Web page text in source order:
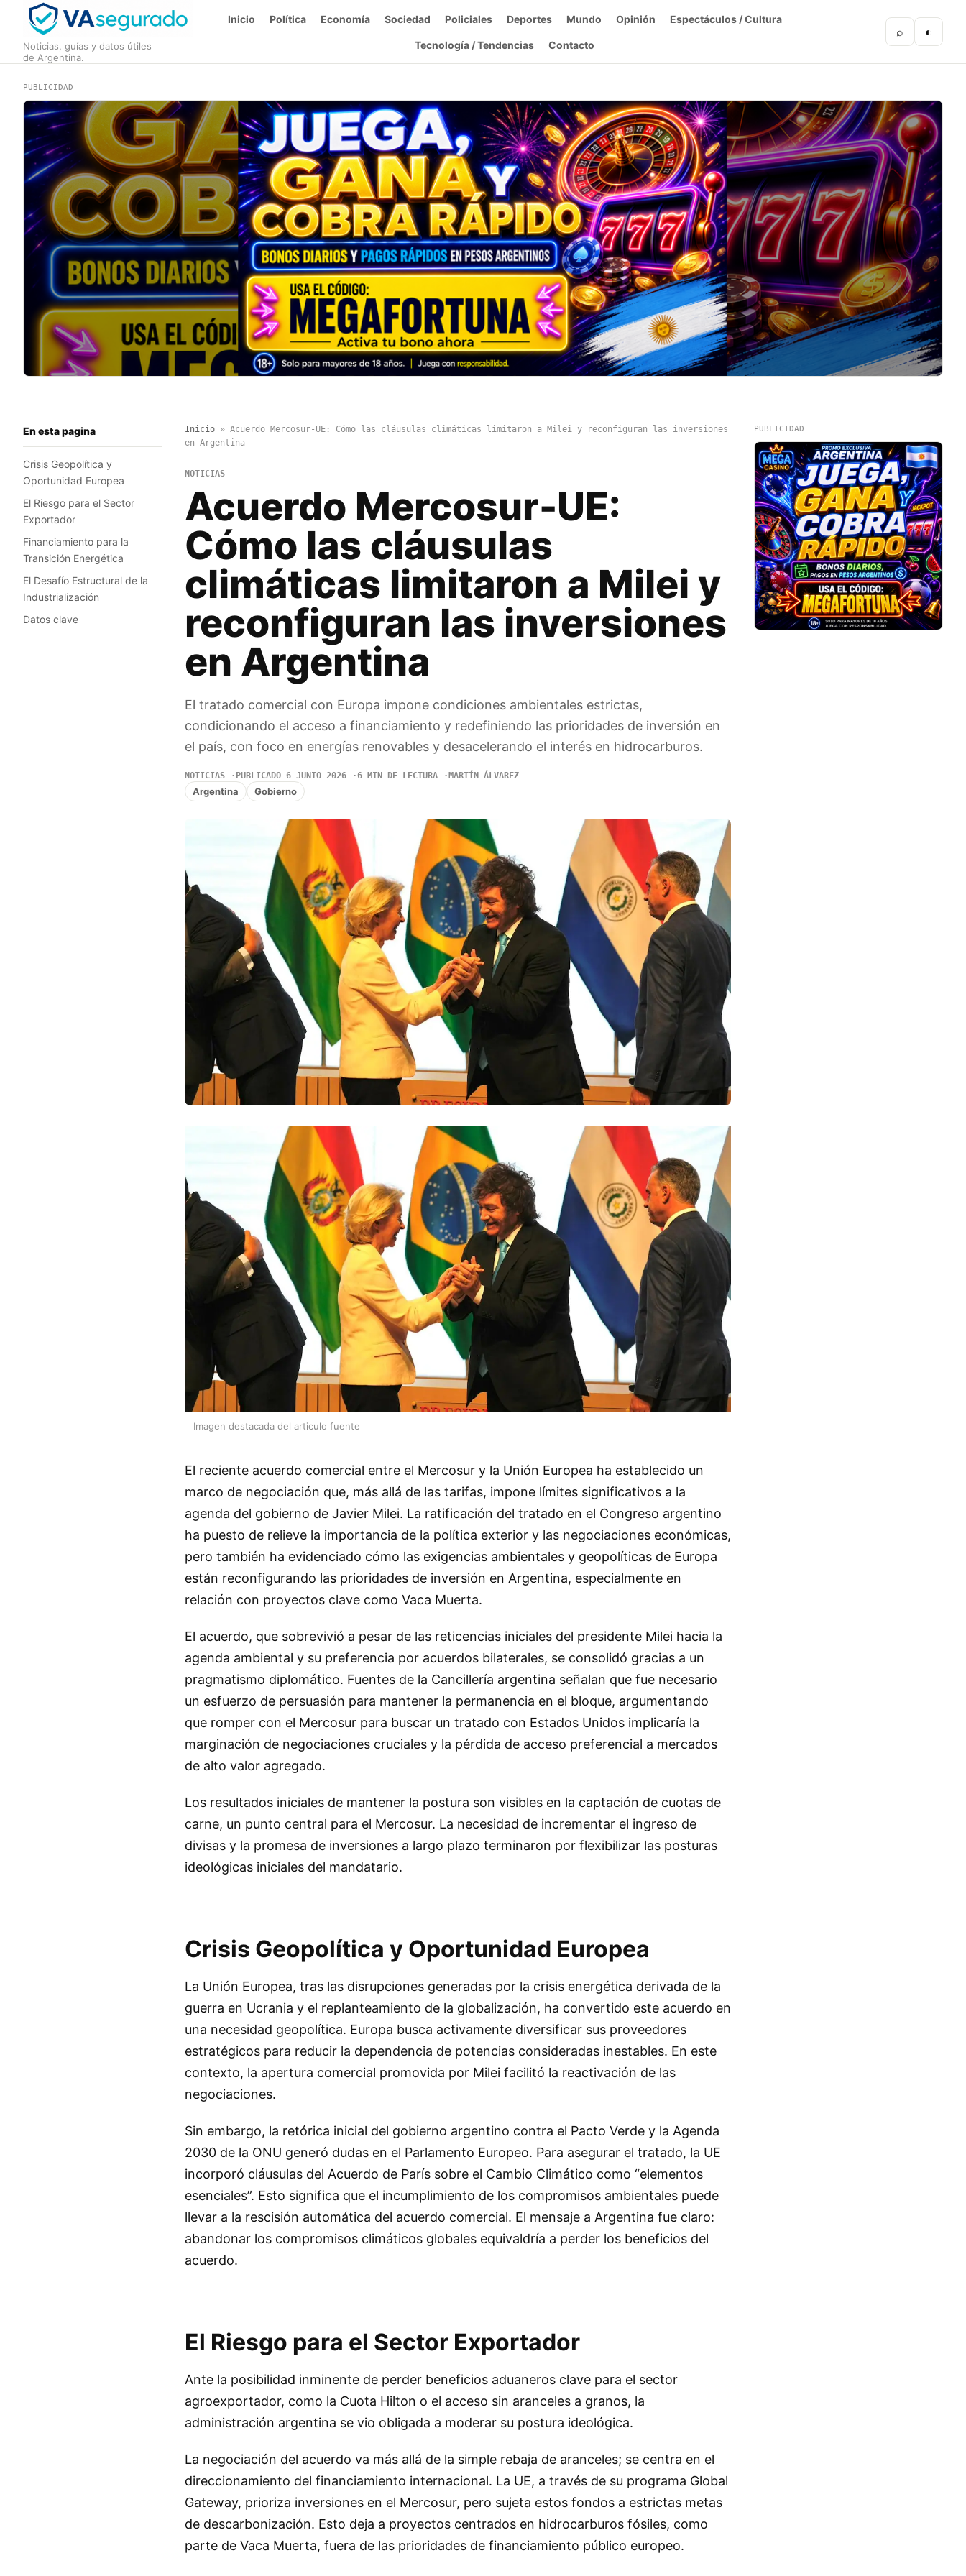
Noticias, guías y datos útiles
de Argentina.
Inicio Política Economía Sociedad Policiales Deportes Mundo Opinión Espectáculos / Cultura
Tecnología / Tendencias Contacto
⌕ ◐
PUBLICIDAD
En esta pagina
Crisis Geopolítica y
Oportunidad Europea
El Riesgo para el Sector
Exportador
Financiamiento para la
Transición Energética
El Desafío Estructural de la
Industrialización
Datos clave
Inicio» Acuerdo Mercosur-UE: Cómo las cláusulas climáticas limitaron a Milei y reconfiguran las inversiones
en Argentina
NOTICIAS
Acuerdo Mercosur-UE:
Cómo las cláusulas
climáticas limitaron a Milei y
reconfiguran las inversiones
en Argentina
El tratado comercial con Europa impone condiciones ambientales estrictas,
condicionando el acceso a financiamiento y redefiniendo las prioridades de inversión en
el país, con foco en energías renovables y desacelerando el interés en hidrocarburos.
NOTICIAS PUBLICADO 6 JUNIO 2026 6 MIN DE LECTURA MARTÍN ÁLVAREZ
Argentina Gobierno
Imagen destacada del articulo fuente
El reciente acuerdo comercial entre el Mercosur y la Unión Europea ha establecido un
marco de negociación que, más allá de las tarifas, impone límites significativos a la
agenda del gobierno de Javier Milei. La ratificación del tratado en el Congreso argentino
ha puesto de relieve la importancia de la política exterior y las negociaciones económicas,
pero también ha evidenciado cómo las exigencias ambientales y geopolíticas de Europa
están reconfigurando las prioridades de inversión en Argentina, especialmente en
relación con proyectos clave como Vaca Muerta.
El acuerdo, que sobrevivió a pesar de las reticencias iniciales del presidente Milei hacia la
agenda ambiental y su preferencia por acuerdos bilaterales, se consolidó gracias a un
pragmatismo diplomático. Fuentes de la Cancillería argentina señalan que fue necesario
un esfuerzo de persuasión para mantener la permanencia en el bloque, argumentando
que romper con el Mercosur para buscar un tratado con Estados Unidos implicaría la
marginación de negociaciones cruciales y la pérdida de acceso preferencial a mercados
de alto valor agregado.
Los resultados iniciales de mantener la postura son visibles en la captación de cuotas de
carne, un punto central para el Mercosur. La necesidad de incrementar el ingreso de
divisas y la promesa de inversiones a largo plazo terminaron por flexibilizar las posturas
ideológicas iniciales del mandatario.
Crisis Geopolítica y Oportunidad Europea
La Unión Europea, tras las disrupciones generadas por la crisis energética derivada de la
guerra en Ucrania y el replanteamiento de la globalización, ha convertido este acuerdo en
una necesidad geopolítica. Europa busca activamente diversificar sus proveedores
estratégicos para reducir la dependencia de potencias consideradas inestables. En este
contexto, la apertura comercial promovida por Milei facilitó la reactivación de las
negociaciones.
Sin embargo, la retórica inicial del gobierno argentino contra el Pacto Verde y la Agenda
2030 de la ONU generó dudas en el Parlamento Europeo. Para asegurar el tratado, la UE
incorporó cláusulas del Acuerdo de París sobre el Cambio Climático como “elementos
esenciales”. Esto significa que el incumplimiento de los compromisos ambientales puede
llevar a la rescisión automática del acuerdo comercial. El mensaje a Argentina fue claro:
abandonar los compromisos climáticos globales equivaldría a perder los beneficios del
acuerdo.
El Riesgo para el Sector Exportador
Ante la posibilidad inminente de perder beneficios aduaneros clave para el sector
agroexportador, como la Cuota Hilton o el acceso sin aranceles a granos, la
administración argentina se vio obligada a moderar su postura ideológica.
La negociación del acuerdo va más allá de la simple rebaja de aranceles; se centra en el
direccionamiento del financiamiento internacional. La UE, a través de su programa Global
Gateway, prioriza inversiones en el Mercosur, pero sujeta estos fondos a estrictas metas
de descarbonización. Esto deja a proyectos centrados en hidrocarburos fósiles, como
parte de Vaca Muerta, fuera de las prioridades de financiamiento público europeo.
PUBLICIDAD